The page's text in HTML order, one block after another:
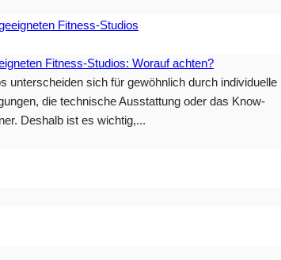
Fitness-Studios: Worauf achten?
unterscheiden sich für gewöhnlich durch individuelle
die technische Ausstattung oder das Know-
Deshalb ist es wichtig,...